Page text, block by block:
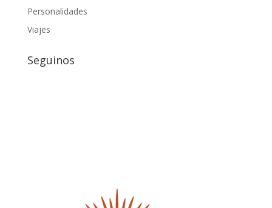
Personalidades
Viajes
Seguinos